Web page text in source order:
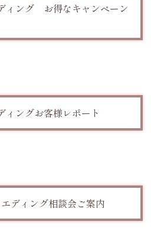
ィング お得なキャンペーン
ィングお客様レポート
ディング相談会ご案内